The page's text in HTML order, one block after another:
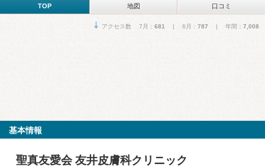
TOP 地図 口コミ
アクセス数 7月： 681 | 6月： 787 | 年間： 7,008
基本情報
聖真友愛会 友井皮膚科クリニック